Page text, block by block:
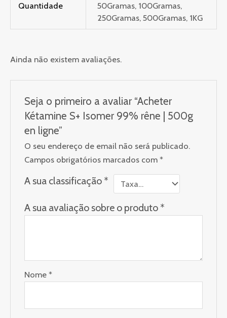
Quantidade
50Gramas, 100Gramas,
250Gramas, 500Gramas, 1KG
Ainda não existem avaliações.
Seja o primeiro a avaliar “Acheter
Kétamine S+ Isomer 99% rêne | 500g
en ligne”
O seu endereço de email não será publicado.
Campos obrigatórios marcados com*
A sua classificação *
A sua avaliação sobre o produto *
Nome*